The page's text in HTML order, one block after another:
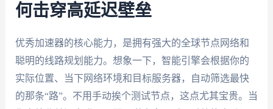
何击穿高延迟壁垒
优秀加速器的核心能力，是拥有强大的全球节点网络和
聪明的线路规划能力。想象一下，智能引擎会根据你的
实际位置、当下网络环境和目标服务器，自动筛选最快
的那条“路”。不用手动挨个测试节点，这点尤其宝贵。当